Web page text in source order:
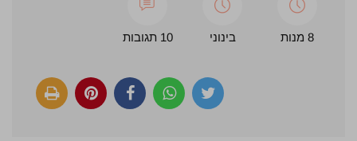
8 מנות בינוני 10 תגובות